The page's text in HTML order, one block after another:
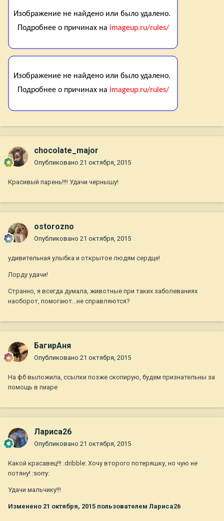
chocolate_major
Опубликовано 21 октября, 2015
Красивый парень!!!! Удачи чернышу!
ostorozno
Опубликовано 21 октября, 2015
удивительная улыбка и открытое людям сердце!
Лорду удачи!
Странно, я всегда думала, животные при таких заболеваниях
наоборот, помогают...не справляются?
БагирАня
Опубликовано 21 октября, 2015
На фб выложила, ссылки позже скопирую, будем признательны за
помощь в пиаре
Лариса26
Опубликовано 21 октября, 2015
Какой красавец!!! :dribble: Хочу второго потеряшку, но чую не
потяну! :sorry:
Удачи мальчику!!!
Изменено 21 октября, 2015 пользователем Лариса26